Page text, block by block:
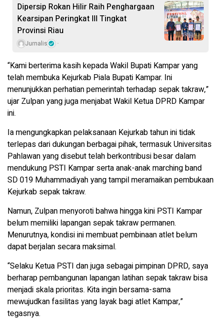
Dipersip Rokan Hilir Raih Penghargaan
Kearsipan Peringkat III Tingkat
Provinsi Riau
Jurnalis
“Kami berterima kasih kepada Wakil Bupati Kampar yang
telah membuka Kejurkab Piala Bupati Kampar. Ini
menunjukkan perhatian pemerintah terhadap sepak takraw,”
ujar Zulpan yang juga menjabat Wakil Ketua DPRD Kampar
ini.
Ia mengungkapkan pelaksanaan Kejurkab tahun ini tidak
terlepas dari dukungan berbagai pihak, termasuk Universitas
Pahlawan yang disebut telah berkontribusi besar dalam
mendukung PSTI Kampar serta anak-anak marching band
SD 019 Muhammadiyah yang tampil meramaikan pembukaan
Kejurkab sepak takraw.
Namun, Zulpan menyoroti bahwa hingga kini PSTI Kampar
belum memiliki lapangan sepak takraw permanen.
Menurutnya, kondisi ini membuat pembinaan atlet belum
dapat berjalan secara maksimal.
“Selaku Ketua PSTI dan juga sebagai pimpinan DPRD, saya
berharap pembangunan lapangan latihan sepak takraw bisa
menjadi skala prioritas. Kita ingin bersama-sama
mewujudkan fasilitas yang layak bagi atlet Kampar,”
tegasnya.